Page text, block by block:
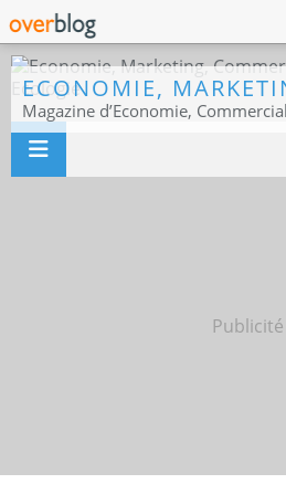
Publicité